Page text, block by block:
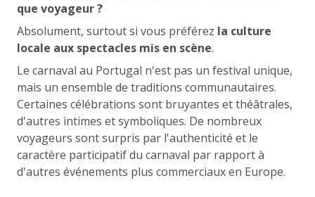
que voyageur ?
Absolument, surtout si vous préférez la culture
locale aux spectacles mis en scène.
Le carnaval au Portugal n'est pas un festival unique,
mais un ensemble de traditions communautaires.
Certaines célébrations sont bruyantes et théâtrales,
d'autres intimes et symboliques. De nombreux
voyageurs sont surpris par l'authenticité et le
caractère participatif du carnaval par rapport à
d'autres événements plus commerciaux en Europe.